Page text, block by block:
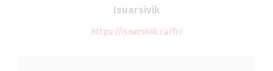
Isuarsivik
https://isuarsivik.ca/fr/